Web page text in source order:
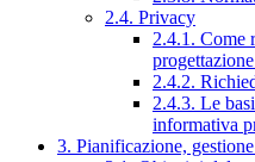
2.4. Privacy
2.4.1. Come
2.4.2.
2.4.3. Le
informativa
3. Pianificazione,